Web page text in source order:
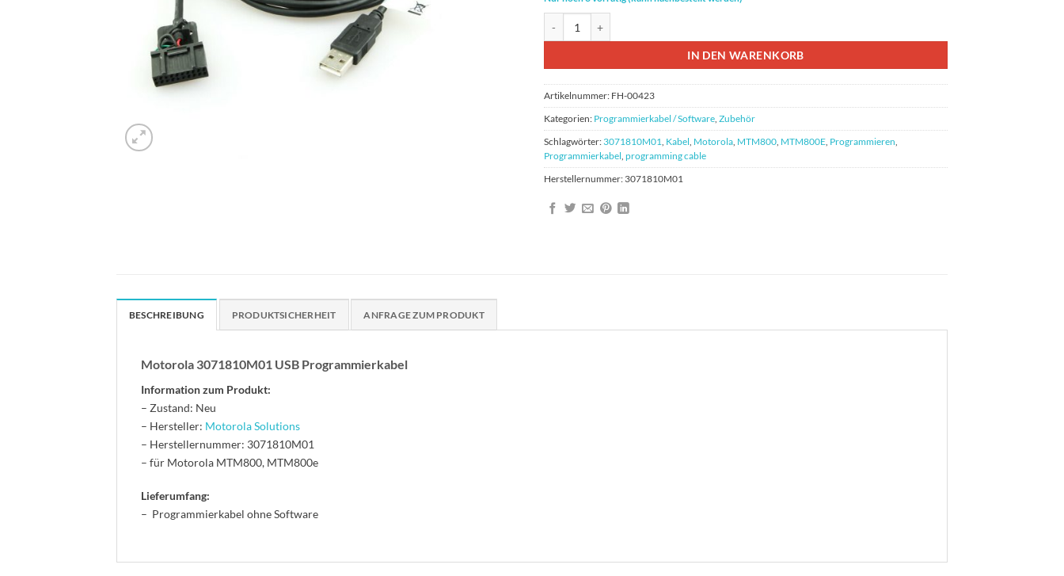
IN DEN WARENKORB
Artikelnummer: FH-00423
Kategorien: Programmierkabel / Software Zubehör
Schlagwörter: 3071810M01 Kabel Motorola MTM800 MTM800E Programmieren
Programmierkabel programming cable
Herstellernummer: 3071810M01
BESCHREIBUNG PRODUKTSICHERHEIT ANFRAGE ZUM PRODUKT
Motorola 3071810M01 USB Programmierkabel
Information zum Produkt:
– Zustand: Neu
– Hersteller: Motorola Solutions
– Herstellernummer: 3071810M01
– für Motorola MTM800, MTM800e
Lieferumfang:
– Programmierkabel ohne Software